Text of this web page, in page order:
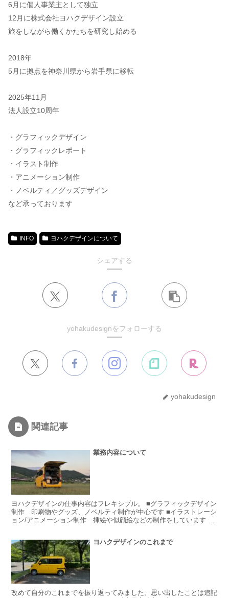
6月に個人事業主として独⽴
12月に株式会社ヨハクデザイン設⽴
旅をしながら働くかたちを研究し始める
2018年
5⽉に拠点を神奈川県から岩⼿県に移転
2025年11月
法人設立10周年
・グラフィックデザイン
・グラフィックレポート
・イラスト制作
・アニメーション制作
・ノベルティ／グッズデザイン
など承っております
INFO ヨハクデザインについて
シェアする
yohakudesignをフォローする
yohakudesign
関連記事
業務内容について
ヨハクデザインの仕事内容はフレキシブル。 ■グラフィックデザイン
制作 印刷物やグッズ、ノベルティ制作が中心です ■イラストレーシ
ョン/アニメーション制作 挿絵や似顔絵などの制作をしています ■
ヨハクデザインのこれまで
改めて自分のこれまでを振り返ってみました。思い出したことは追記